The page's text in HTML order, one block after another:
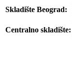
Skladište Beograd:
Centralno skladište: